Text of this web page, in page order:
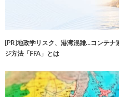
[PR]地政学リスク、港湾混雑…コンテナ
ジ方法「FFA」とは